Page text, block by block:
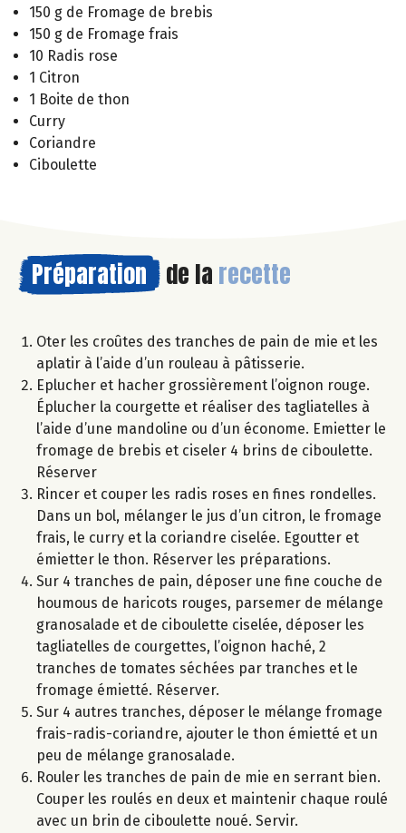
150 g de Fromage de brebis
150 g de Fromage frais
10 Radis rose
1 Citron
1 Boite de thon
Curry
Coriandre
Ciboulette
Préparation de la recette
Oter les croûtes des tranches de pain de mie et les
aplatir à l’aide d’un rouleau à pâtisserie.
Eplucher et hacher grossièrement l’oignon rouge.
Éplucher la courgette et réaliser des tagliatelles à
l’aide d’une mandoline ou d’un économe. Emietter le
fromage de brebis et ciseler 4 brins de ciboulette.
Réserver
Rincer et couper les radis roses en fines rondelles.
Dans un bol, mélanger le jus d’un citron, le fromage
frais, le curry et la coriandre ciselée. Egoutter et
émietter le thon. Réserver les préparations.
Sur 4 tranches de pain, déposer une fine couche de
houmous de haricots rouges, parsemer de mélange
granosalade et de ciboulette ciselée, déposer les
tagliatelles de courgettes, l’oignon haché, 2
tranches de tomates séchées par tranches et le
fromage émietté. Réserver.
Sur 4 autres tranches, déposer le mélange fromage
frais-radis-coriandre, ajouter le thon émietté et un
peu de mélange granosalade.
Rouler les tranches de pain de mie en serrant bien.
Couper les roulés en deux et maintenir chaque roulé
avec un brin de ciboulette noué. Servir.